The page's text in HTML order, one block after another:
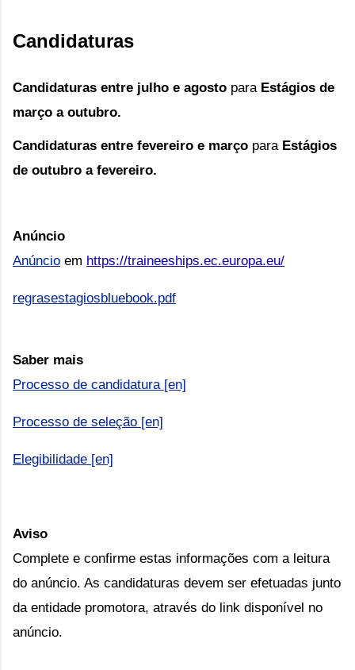
Candidaturas
Candidaturas entre julho e agosto para Estágios de
março a outubro.
Candidaturas entre fevereiro e março para Estágios
de outubro a fevereiro.
Anúncio
Anúncio em https://traineeships.ec.europa.eu/
regrasestagiosbluebook.pdf
Saber mais
Processo de candidatura [en]
Processo de seleção [en]
Elegibilidade [en]
Aviso
Complete e confirme estas informações com a leitura
do anúncio. As candidaturas devem ser efetuadas junto
da entidade promotora, através do link disponível no
anúncio.